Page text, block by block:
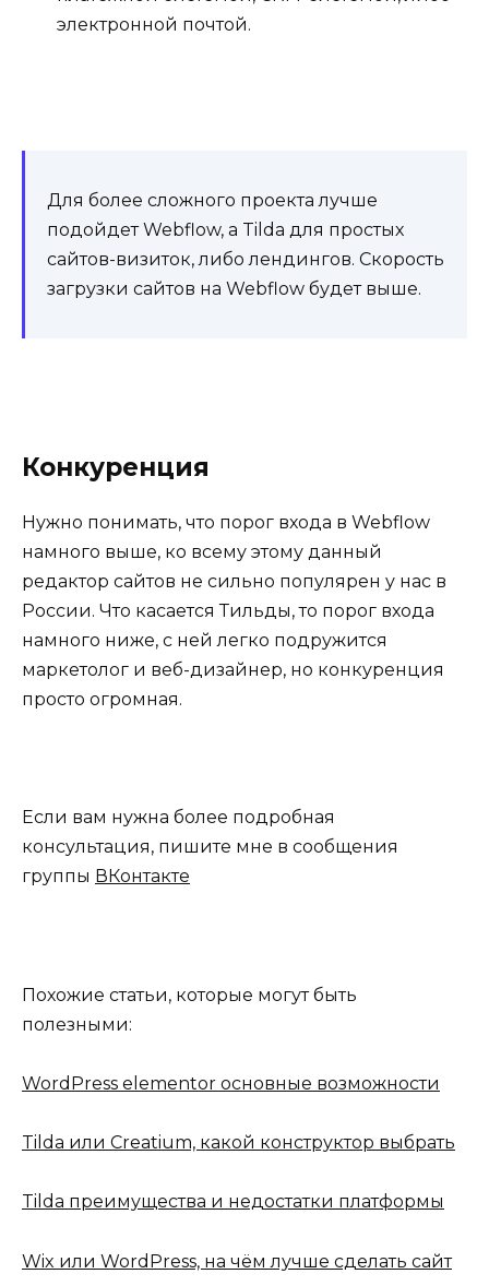
электронной почтой.
Для более сложного проекта лучше
подойдет Webflow, а Tilda для простых
сайтов-визиток, либо лендингов. Скорость
загрузки сайтов на Webflow будет выше.
Конкуренция
Нужно понимать, что порог входа в Webflow
намного выше, ко всему этому данный
редактор сайтов не сильно популярен у нас в
России. Что касается Тильды, то порог входа
намного ниже, с ней легко подружится
маркетолог и веб-дизайнер, но конкуренция
просто огромная.
Если вам нужна более подробная
консультация, пишите мне в сообщения
группы ВКонтакте
Похожие статьи, которые могут быть
полезными:
WordPress elementor основные возможности
Tilda или Creatium, какой конструктор выбрать
Tilda преимущества и недостатки платформы
Wix или WordPress, на чём лучше сделать сайт